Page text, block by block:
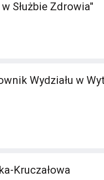
Służbie Zdrowia"
Wydziału w
Kruczałowa